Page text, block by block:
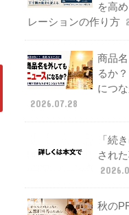
を高
レーションの作り方
商品
るか
につ
2026.07.28
「続
され
秋の